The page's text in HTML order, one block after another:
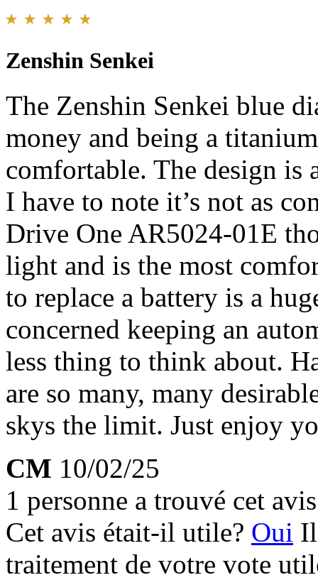
Zenshin Senkei
The Zenshin Senkei blue
money and being a
comfortable. The design is
I have to note it’s not as
Drive One AR5024-01E
light and is the most
to replace a battery is a
concerned keeping an
less thing to think about.
are so many, many
skys the limit. Just enjoy
CM 10/02/25
1 personne a trouvé cet
Cet avis était-il utile? Oui
traitement de votre vote